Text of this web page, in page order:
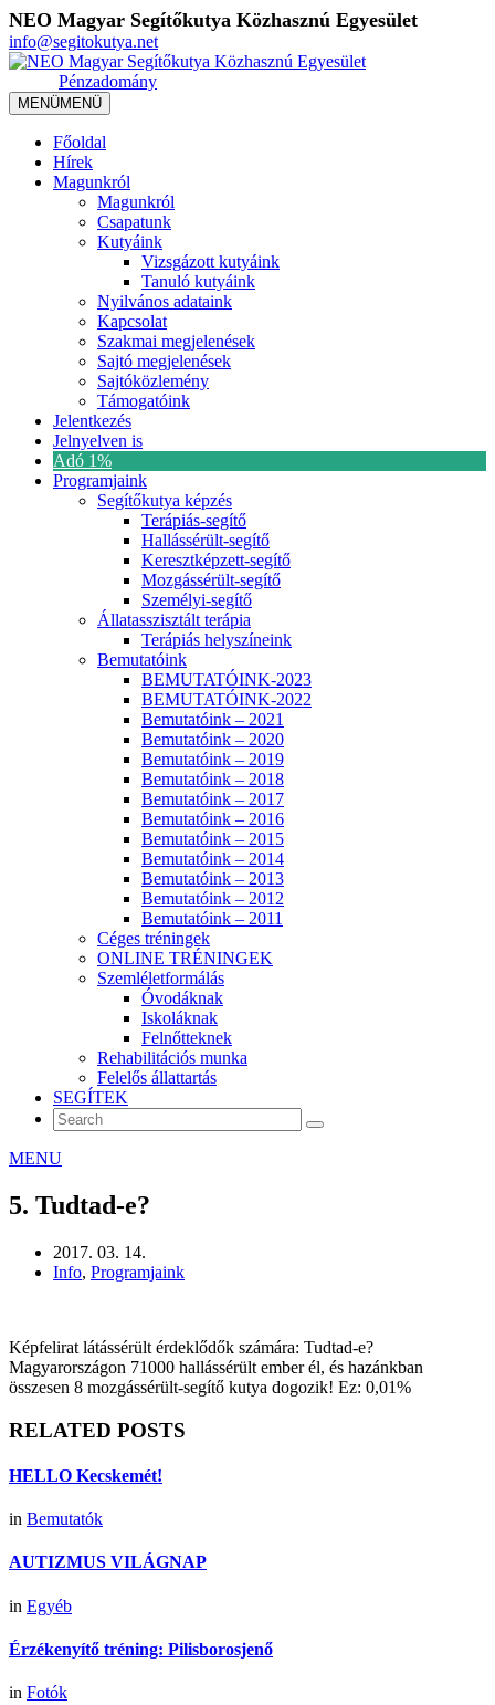
NEO Magyar Segítőkutya Közhasznú Egyesület
info@segitokutya.net
Pénzadomány
MENÜMENÜ
Főoldal
Hírek
Magunkról
Magunkról
Csapatunk
Kutyáink
Vizsgázott kutyáink
Tanuló kutyáink
Nyilvános adataink
Kapcsolat
Szakmai megjelenések
Sajtó megjelenések
Sajtóközlemény
Támogatóink
Jelentkezés
Jelnyelven is
Adó 1%
Programjaink
Segítőkutya képzés
Terápiás-segítő
Hallássérült-segítő
Keresztképzett-segítő
Mozgássérült-segítő
Személyi-segítő
Állatasszisztált terápia
Terápiás helyszíneink
Bemutatóink
BEMUTATÓINK-2023
BEMUTATÓINK-2022
Bemutatóink – 2021
Bemutatóink – 2020
Bemutatóink – 2019
Bemutatóink – 2018
Bemutatóink – 2017
Bemutatóink – 2016
Bemutatóink – 2015
Bemutatóink – 2014
Bemutatóink – 2013
Bemutatóink – 2012
Bemutatóink – 2011
Céges tréningek
ONLINE TRÉNINGEK
Szemléletformálás
Óvodáknak
Iskoláknak
Felnőtteknek
Rehabilitációs munka
Felelős állattartás
SEGÍTEK
MENU
5. Tudtad-e?
2017. 03. 14.
Info, Programjaink
Képfelirat látássérült érdeklődők számára: Tudtad-e?
Magyarországon 71000 hallássérült ember él, és hazánkban
összesen 8 mozgássérült-segítő kutya dogozik! Ez: 0,01%
RELATED POSTS
HELLO Kecskemét!
in Bemutatók
AUTIZMUS VILÁGNAP
in Egyéb
Érzékenyítő tréning: Pilisborosjenő
in Fotók